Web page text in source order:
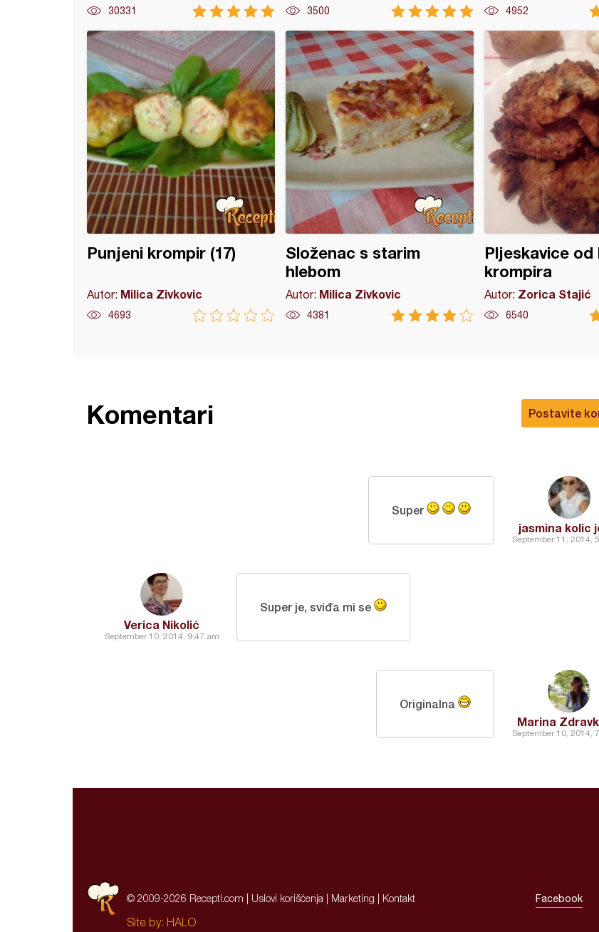
30331 3500 4952
Punjeni krompir (17)
Autor: Milica Zivkovic
4693
Složenac s starim
hlebom
Autor: Milica Zivkovic
4381
Pljeskavice od
krompira
Autor: Zorica Stajić
6540
Postavite
Komentari
jasmina kolic
September 11, 2014,
Super
Verica Nikolić
September 10, 2014, 9:47 am
Super je, sviđa mi se
Marina
September 10, 2014,
Originalna
© 2009-2026 Recepti.com | Uslovi korišćenja Marketing Kontakt Facebook
Site by: HALO